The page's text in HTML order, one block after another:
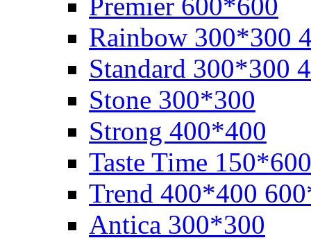
Rainbow 300*300
Standard 300*300
Stone 300*300
Strong 400*400
Taste Time
Trend 400*400
Аntica 300*300